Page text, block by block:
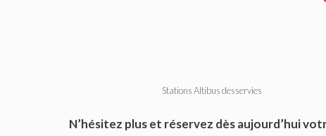
Stations Altibus desservies
N’hésitez plus et réservez dès aujourd’hui